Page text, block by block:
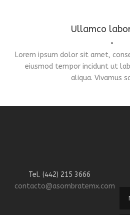
Branding, Identity
Ullamco
•
Lorem ipsum dolor sit amet,
eiusmod tempor incidunt ut
aliqua. Vivamus
Tel. (442) 215 3666
contacto@asombratemx.com